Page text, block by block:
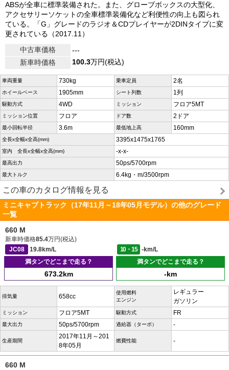
ABSが全車に標準装備された。また、グローブボックスの大型化、
アクセサリーソケットの全車標準装備化など利便性の向上も図られ
ている。「G」グレードのラジオ＆CDプレイヤーが2DINタイプに変
更されている（2017.11）
中古車価格
---
新車時価格
100.3万円(税込)
車両重量 730kg 乗車定員 2名
ホイールベース 1905mm シート列数 1列
駆動方式 4WD ミッション フロア5MT
ミッション位置 フロア ドア数 2ドア
最小回転半径 3.6m 最低地上高 160mm
全長x全幅x全高(mm) 3395x1475x1765
室内 全長x全幅x全高(mm) -x-x-
最高出力 50ps/5700rpm
最大トルク 6.4kg・m/3500rpm
この車のカタログ情報を見る
ミニキャブトラック（17年11月～18年05月モデル）の他のグレード
一覧
660 M
新車時価格85.4万円(税込)
JC08
19.8km/L 10・15
-km/L
満タンでどこまで走る？
673.2km
満タンでどこまで走る？
-km
排気量 658cc
使用燃料
エンジン
レギュラー
ガソリン
ミッション フロア5MT 駆動方式 FR
最大出力 50ps/5700rpm 過給器（ターボ） -
生産期間
2017年11月～201
8年05月
燃費性能 -
660 M